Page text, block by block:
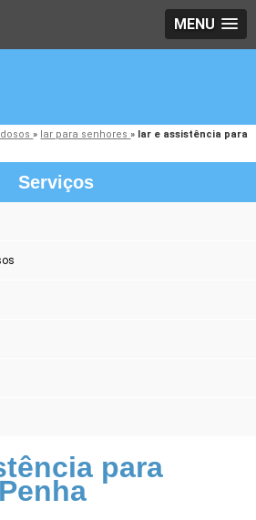
MENU
» lar para senhores» lar e assistência para
Serviços
para